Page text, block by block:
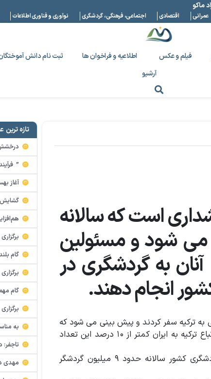
ماکو
عمرانی اقتصادی اجتماعی، فرهنگی، گردشگری نوآوری و فناوری اطلاعات
فیلم و عکس اطلاعیه و فراخوان ها ثبت نام دانش
آرشیو
است که سالانه
می شود و مسئولین
به گردشگری در
انجام دهند.
آزاد ماکو؛ سال گذشته بیش از ۲.۵ میلیون ایرانی به ترکیه سفر کردند و پیش بینی می شود که
این رقم امسال به سه میلیون نفر برسد در حالی که برابر آمار موجود، سفر اتباع ترکیه به ایران کمتر از ۱۰ درصد این تعداد
بر اساس اعلام معاون گردشگری سازمان میراث فرهنگی، صنایع‌دستی و گردشگری کشور سالانه حدود ۹ میلیون گردشگر
تازه ترین
درخشش
” فرآيند
آغاز
گشایش
گام بلند
️برگزاری
گام مهم
به
تاجفر:
مهدی